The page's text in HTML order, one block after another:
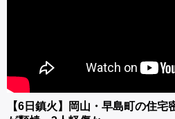
【6日鎮火】岡山・早島町の住